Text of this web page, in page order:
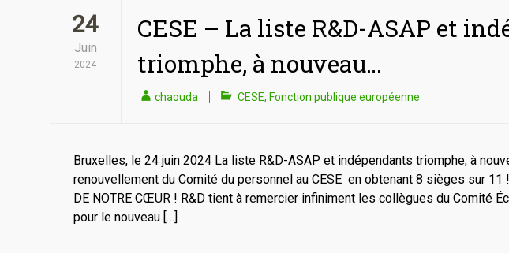
24
Juin
2024
CESE – La liste R&D-ASAP et
triomphe, à nouveau…
chaouda CESE, Fonction publique européenne
Bruxelles, le 24 juin 2024 La liste R&D-ASAP et indépendants triomphe, à
renouvellement du Comité du personnel au CESE en obtenant 8 sièges sur 11
DE NOTRE CŒUR ! R&D tient à remercier infiniment les collègues du Comité
pour le nouveau […]